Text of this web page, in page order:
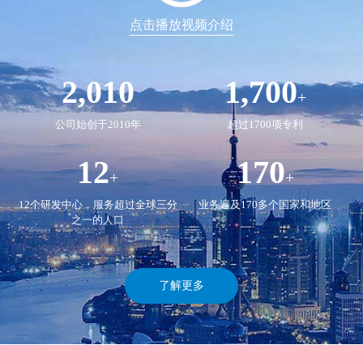
点击播放视频介绍
2,010
公司始创于2010年
1,700+
超过1700项专利
12+
12个研发中心，服务超过全球三分
之一的人口
170+
业务遍及170多个国家和地区
了解更多